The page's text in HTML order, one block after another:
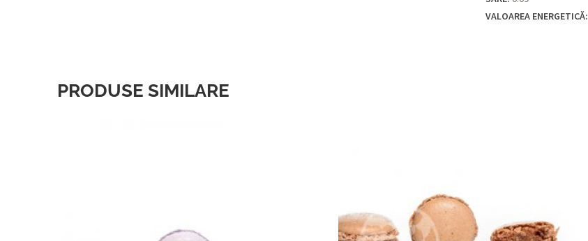
VALOAREA ENERGETICĂ:
PRODUSE SIMILARE